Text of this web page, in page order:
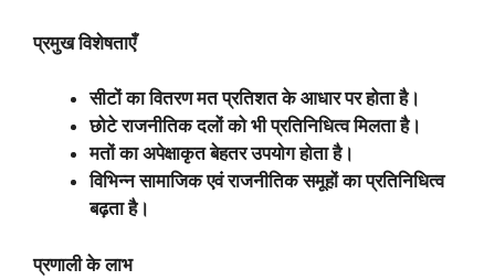
प्रमुख विशेषताएँ
सीटों का वितरण मत प्रतिशत के आधार पर होता है।
छोटे राजनीतिक दलों को भी प्रतिनिधित्व मिलता है।
मतों का अपेक्षाकृत बेहतर उपयोग होता है।
विभिन्न सामाजिक एवं राजनीतिक समूहों का प्रतिनिधित्व
बढ़ता है।
प्रणाली के लाभ